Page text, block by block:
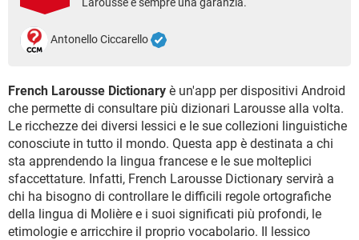
TIKTOK FACEBOOK
HARDWARE
Antonello Ciccarello
French Larousse Dictionary è un'app per dispositivi Android
che permette di consultare più dizionari Larousse alla volta.
Le ricchezze dei diversi lessici e le sue collezioni linguistiche
conosciute in tutto il mondo. Questa app è destinata a chi
sta apprendendo la lingua francese e le sue molteplici
sfaccettature. Infatti, French Larousse Dictionary servirà a
chi ha bisogno di controllare le difficili regole ortografiche
della lingua di Molière e i suoi significati più profondi, le
etimologie e arricchire il proprio vocabolario. Il lessico